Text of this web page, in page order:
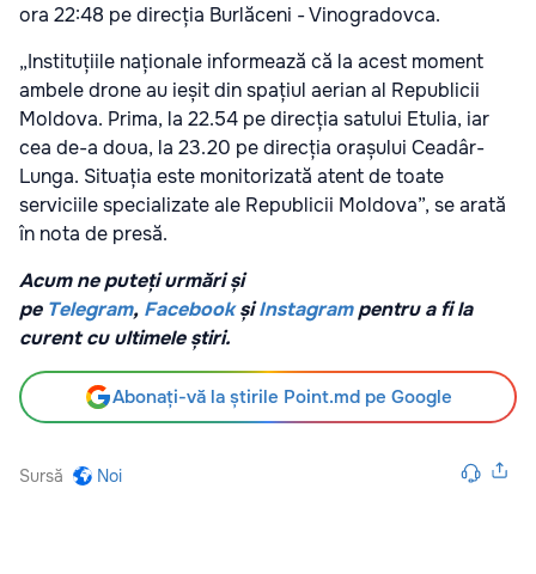
ora 22:48 pe direcția Burlăceni - Vinogradovca.
„Instituțiile naționale informează că la acest moment
ambele drone au ieșit din spațiul aerian al Republicii
Moldova. Prima, la 22.54 pe direcția satului Etulia, iar
cea de-a doua, la 23.20 pe direcția orașului Ceadâr-
Lunga. Situația este monitorizată atent de toate
serviciile specializate ale Republicii Moldova”, se arată
în nota de presă.
Acum ne puteți urmări și
pe Telegram, Facebook șiInstagrampentru a fi la
curent cu ultimele știri.
Abonați-vă la știrile Point.md pe Google
Sursă Noi